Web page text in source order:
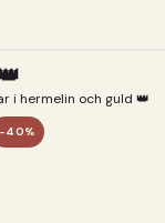
i hermelin och guld 👑
-40%